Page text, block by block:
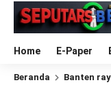
Home E-Paper
Beranda Banten